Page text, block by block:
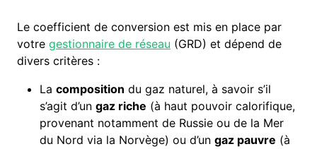
Le coefficient de conversion est mis en place par
votregestionnaire de réseau (GRD) et dépend de
divers critères :
Lacomposition du gaz naturel, à savoir s’il
s’agit d’ungaz riche (à haut pouvoir calorifique,
provenant notamment de Russie ou de la Mer
du Nord via la Norvège) ou d’ungaz pauvre (à